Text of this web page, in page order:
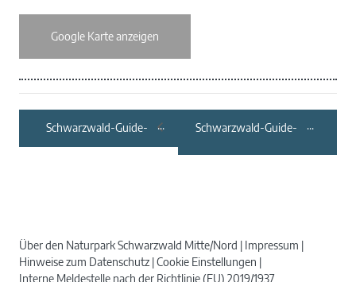
Google Karte anzeigen
Schwarzwald-Guide-
Schwarzwald-Guide-
Nagold –
Über den Naturpark Schwarzwald Mitte/Nord
Impressum
Hinweise zum Datenschutz Cookie Einstellungen
Interne Meldestelle nach der Richtlinie (EU) 2019/1937